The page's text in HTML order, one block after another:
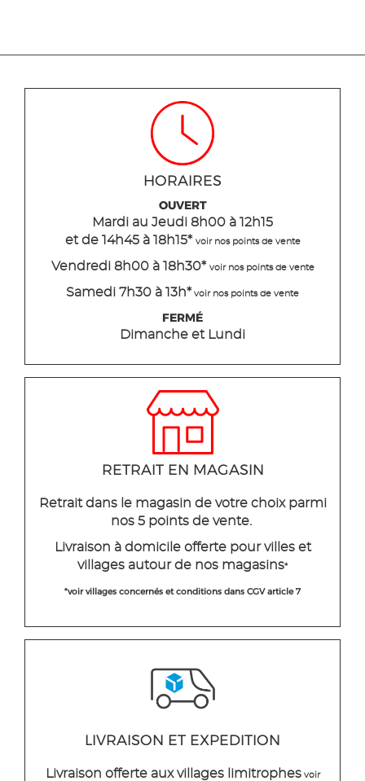
HORAIRES
OUVERT
Mardi au Jeudi 8h00 à 12h15
et de 14h45 à 18h15* voir nos points de vente
Vendredi 8h00 à 18h30* voir nos points de vente
Samedi 7h30 à 13h* voir nos points de vente
FERMÉ
Dimanche et Lundi
RETRAIT EN MAGASIN
Retrait dans le magasin de votre choix parmi
nos 5 points de vente.
Livraison à domicile offerte pour villes et
villages autour de nos magasins*
*voir villages concernés et conditions dans CGV article 7
LIVRAISON ET EXPEDITION
Livraison offerte aux villages limitrophesvoir